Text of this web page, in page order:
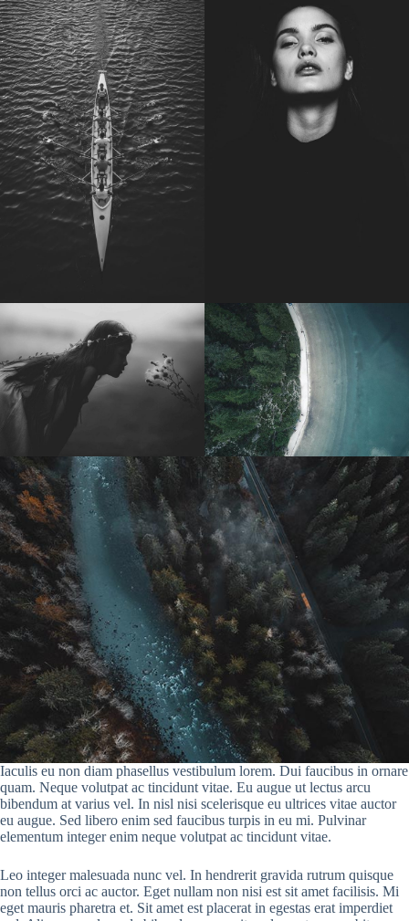
Iaculis eu non diam phasellus vestibulum lorem. Dui faucibus in ornare
quam. Neque volutpat ac tincidunt vitae. Eu augue ut lectus arcu
bibendum at varius vel. In nisl nisi scelerisque eu ultrices vitae auctor
eu augue. Sed libero enim sed faucibus turpis in eu mi. Pulvinar
elementum integer enim neque volutpat ac tincidunt vitae.
Leo integer malesuada nunc vel. In hendrerit gravida rutrum quisque
non tellus orci ac auctor. Eget nullam non nisi est sit amet facilisis. Mi
eget mauris pharetra et. Sit amet est placerat in egestas erat imperdiet